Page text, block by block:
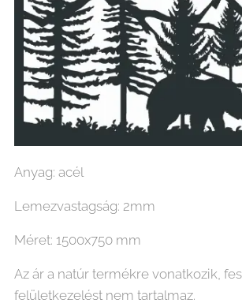
Anyag: acél
Lemezvastagság: 2mm
Méret: 1500x750 mm
Az ár a natúr termékre vonatkozik,
felületkezelést nem tartalmaz.